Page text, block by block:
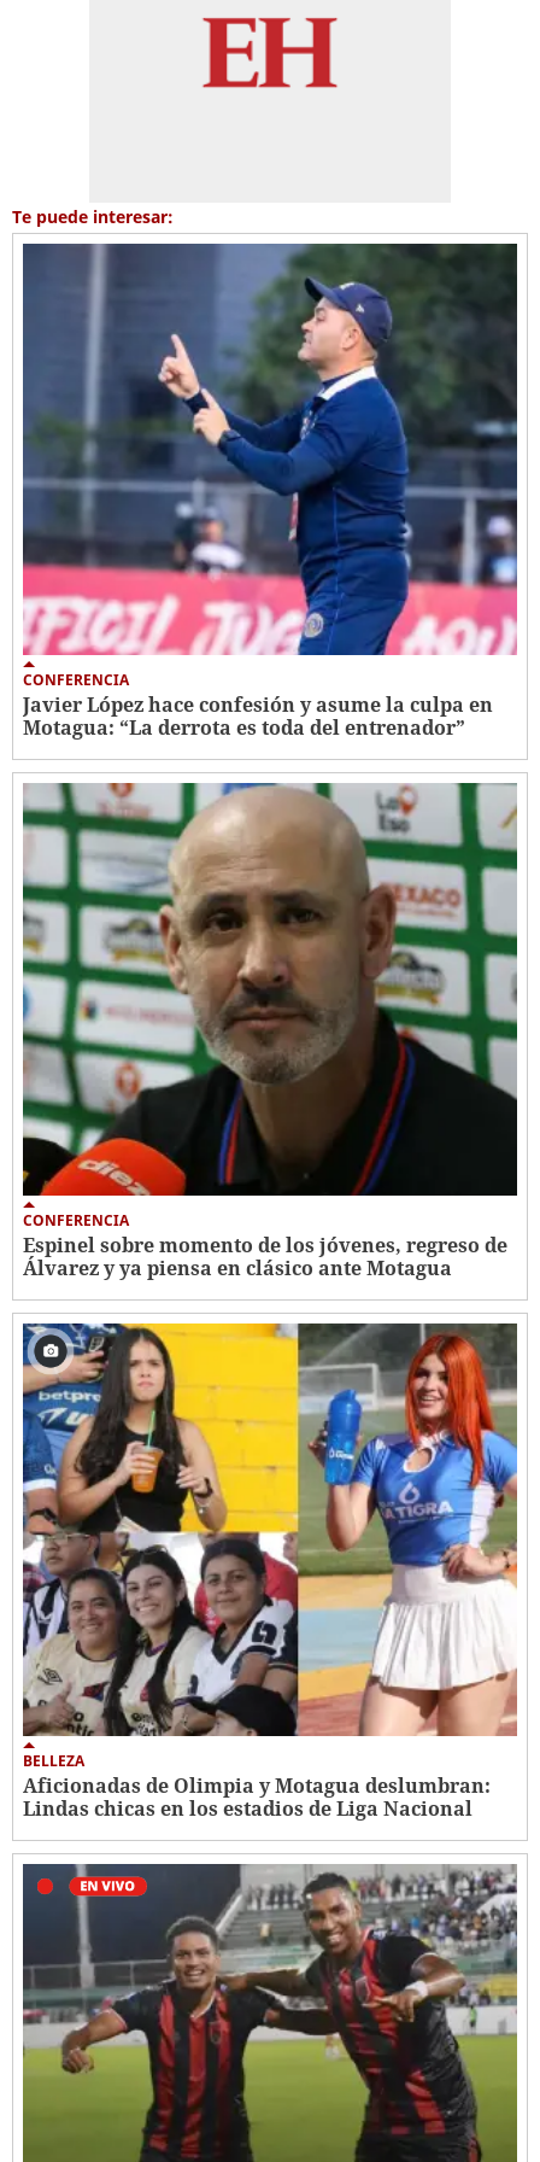
Te puede interesar:
CONFERENCIA
Javier López hace confesión y asume la culpa en
Motagua: “La derrota es toda del entrenador”
CONFERENCIA
Espinel sobre momento de los jóvenes, regreso de
Álvarez y ya piensa en clásico ante Motagua
BELLEZA
Aficionadas de Olimpia y Motagua deslumbran:
Lindas chicas en los estadios de Liga Nacional